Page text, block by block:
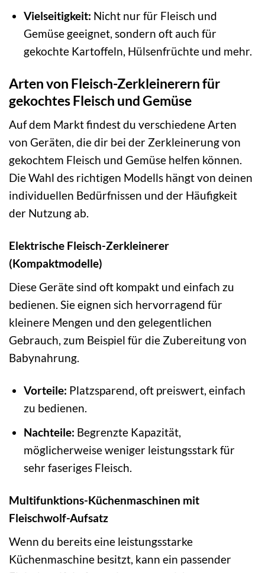
Vielseitigkeit: Nicht nur für Fleisch und
Gemüse geeignet, sondern oft auch für
gekochte Kartoffeln, Hülsenfrüchte und mehr.
Arten von Fleisch-Zerkleinerern für
gekochtes Fleisch und Gemüse
Auf dem Markt findest du verschiedene Arten
von Geräten, die dir bei der Zerkleinerung von
gekochtem Fleisch und Gemüse helfen können.
Die Wahl des richtigen Modells hängt von deinen
individuellen Bedürfnissen und der Häufigkeit
der Nutzung ab.
Elektrische Fleisch-Zerkleinerer
(Kompaktmodelle)
Diese Geräte sind oft kompakt und einfach zu
bedienen. Sie eignen sich hervorragend für
kleinere Mengen und den gelegentlichen
Gebrauch, zum Beispiel für die Zubereitung von
Babynahrung.
Vorteile: Platzsparend, oft preiswert, einfach
zu bedienen.
Nachteile: Begrenzte Kapazität,
möglicherweise weniger leistungsstark für
sehr faseriges Fleisch.
Multifunktions-Küchenmaschinen mit
Fleischwolf-Aufsatz
Wenn du bereits eine leistungsstarke
Küchenmaschine besitzt, kann ein passender